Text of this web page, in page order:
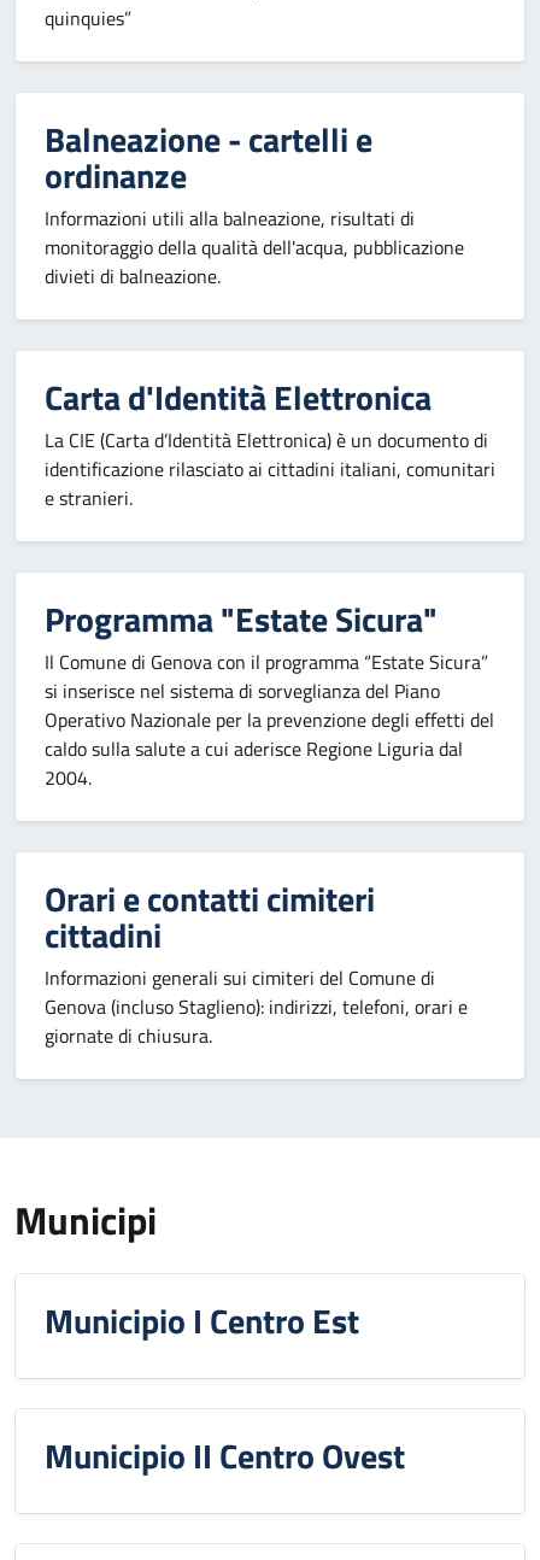
quinquies”
Balneazione - cartelli e
ordinanze
Informazioni utili alla balneazione, risultati di
monitoraggio della qualità dell'acqua, pubblicazione
divieti di balneazione.
Carta d'Identità Elettronica
La CIE (Carta d’Identità Elettronica) è un documento di
identificazione rilasciato ai cittadini italiani, comunitari
e stranieri.
Programma "Estate Sicura"
Il Comune di Genova con il programma “Estate Sicura”
si inserisce nel sistema di sorveglianza del Piano
Operativo Nazionale per la prevenzione degli effetti del
caldo sulla salute a cui aderisce Regione Liguria dal
2004.
Orari e contatti cimiteri
cittadini
Informazioni generali sui cimiteri del Comune di
Genova (incluso Staglieno): indirizzi, telefoni, orari e
giornate di chiusura.
Municipi
Municipio I Centro Est
Municipio II Centro Ovest